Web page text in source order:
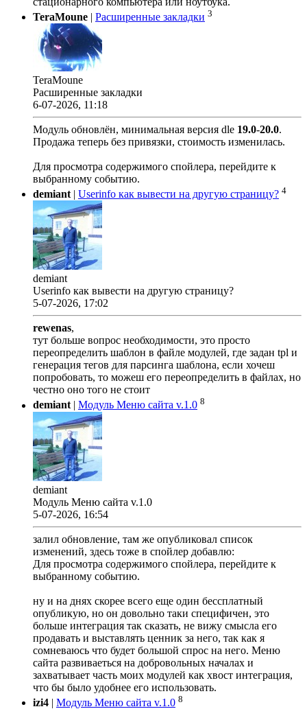
TeraMoune | Расширенные закладки 3
TeraMoune
Расширенные закладки
6-07-2026, 11:18
Модуль обновлён, минимальная версия dle 19.0-20.0.
Продажа теперь без привязки, стоимость изменилась.
Для просмотра содержимого спойлера, перейдите к
выбранному событию.
demiant | Userinfo как вывести на другую страницу? 4
demiant
Userinfo как вывести на другую страницу?
5-07-2026, 17:02
rewenas,
тут больше вопрос необходимости, это просто
переопределить шаблон в файле модулей, где задан tpl и
генерация тегов для парсинга шаблона, если хочеш
попробовать, то можеш его переопределить в файлах, но
честно оно того не стоит
demiant| Модуль Меню сайта v.1.0 8
demiant
Модуль Меню сайта v.1.0
5-07-2026, 16:54
залил обновление, там же опубликовал список
изменений, здесь тоже в спойлер добавлю:
Для просмотра содержимого спойлера, перейдите к
выбранному событию.
ну и на днях скорее всего еще один бессплатный
опубликую, но он довольно таки специфичен, это
больше интеграция так сказать, не вижу смысла его
продавать и выставлять ценник за него, так как я
сомневаюсь что будет большой спрос на него. Меню
сайта развиваеться на добровольных началах и
захватывает часть моих модулей как хвост интеграция,
что бы было удобнее его использовать.
izi4 | Модуль Меню сайта v.1.0 8